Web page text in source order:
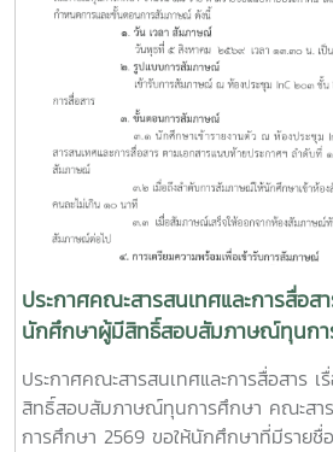
เทศกาลภาพยนตร์เมืองคานส์ พร้อมทีม
ร่วมถ่ายทอดแนวคิด กระบวนการสร้างส
ตรงตลอด 4 วัน 3 คืน14–17 สิงหาคม
รีสอร์ท จังหวัดเชียงรายเข้าร่วมฟรี! ไม่มี
วันที่ **7 สิงหาคม 2569**สมัครได้ที่
filmcamp.web.app/camps/
พร้อมที่จะก้าวข้ามกรอบเดิม ๆ ของการ
ภาพยนตร์ในแบบของตัวเอง นี่คือโอกา
MJUFacebook
:https://www.facebook.com/
:https://infocomm.mju.ac.thWebsite
ประกาศคณะสารสนเทศและการสื่อส
นักศึกษาผู้มีสิทธิ์สอบสัมภาษณ์ทุนก
สารสนเทศและการสื่อสาร ปีการศึกษ
ประกาศคณะสารสนเทศและการสื่อสาร
สิทธิ์สอบสัมภาษณ์ทุนการศึกษา คณะสาร
การศึกษา 2569 ขอให้นักศึกษาที่มีรายชื่